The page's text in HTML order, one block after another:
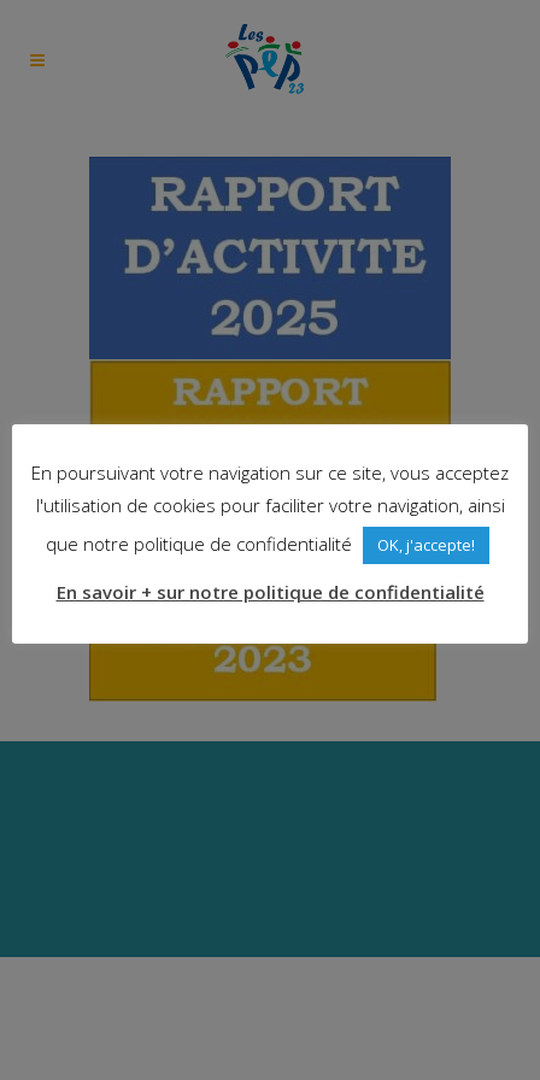
En poursuivant votre navigation sur ce site, vous acceptez
l'utilisation de cookies pour faciliter votre navigation, ainsi
que notre politique de confidentialité
OK, j'accepte!
En savoir + sur notre politique de confidentialité